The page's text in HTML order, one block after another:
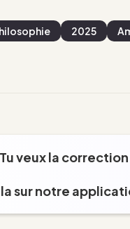
2025
Tu veux la
sur notre